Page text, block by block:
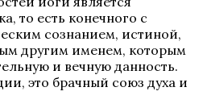
то есть конечного с
сознанием, истиной,
другим именем, которым
и вечную данность.
это брачный союз духа и